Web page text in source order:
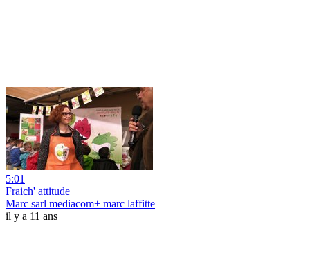
5:01
Fraich' attitude
Marc sarl mediacom+ marc laffitte
il y a 11 ans